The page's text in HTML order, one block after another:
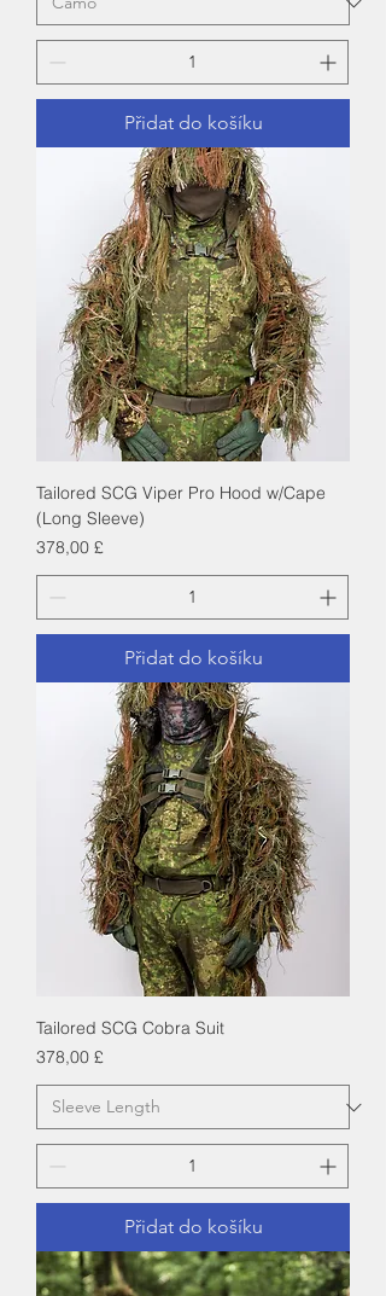
Přidat do košíku
Tailored SCG Viper Pro Hood w/Cape
(Long Sleeve)
Cena
378,00 £
Přidat do košíku
Tailored SCG Cobra Suit
Cena
378,00 £
Přidat do košíku